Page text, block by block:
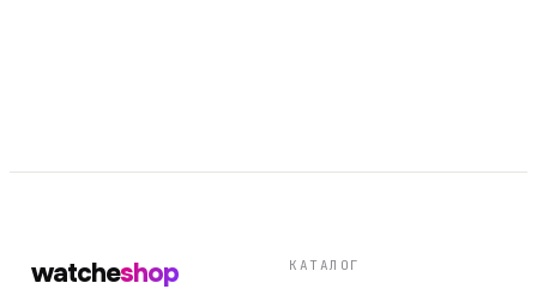
watcheshop КАТАЛОГ